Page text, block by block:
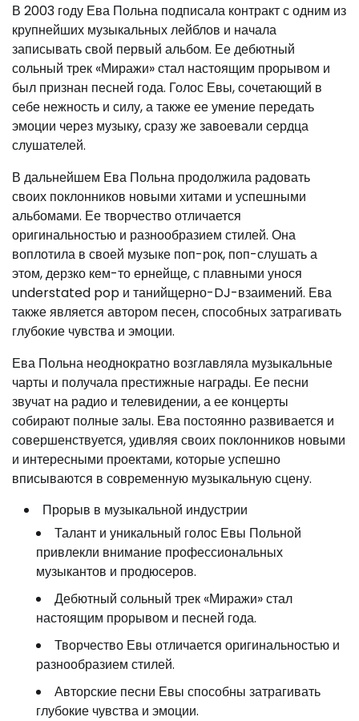
В 2003 году Ева Польна подписала контракт с одним из
крупнейших музыкальных лейблов и начала
записывать свой первый альбом. Ее дебютный
сольный трек «Миражи» стал настоящим прорывом и
был признан песней года. Голос Евы, сочетающий в
себе нежность и силу, а также ее умение передать
эмоции через музыку, сразу же завоевали сердца
слушателей.
В дальнейшем Ева Польна продолжила радовать
своих поклонников новыми хитами и успешными
альбомами. Ее творчество отличается
оригинальностью и разнообразием стилей. Она
воплотила в своей музыке поп-рок, поп-слушать а
этом, дерзко кем-то ернейще, с плавными унося
understated pop и танийщерно-DJ-взаимений. Ева
также является автором песен, способных затрагивать
глубокие чувства и эмоции.
Ева Польна неоднократно возглавляла музыкальные
чарты и получала престижные награды. Ее песни
звучат на радио и телевидении, а ее концерты
собирают полные залы. Ева постоянно развивается и
совершенствуется, удивляя своих поклонников новыми
и интересными проектами, которые успешно
вписываются в современную музыкальную сцену.
Прорыв в музыкальной индустрии
Талант и уникальный голос Евы Польной
привлекли внимание профессиональных
музыкантов и продюсеров.
Дебютный сольный трек «Миражи» стал
настоящим прорывом и песней года.
Творчество Евы отличается оригинальностью и
разнообразием стилей.
Авторские песни Евы способны затрагивать
глубокие чувства и эмоции.